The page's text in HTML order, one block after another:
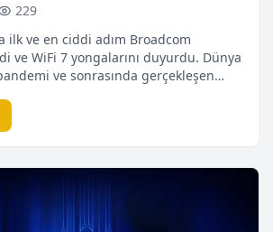
229
ilk ve en ciddi adım Broadcom
ve WiFi 7 yongalarını duyurdu. Dünya
ve sonrasında gerçekleşen
rağmen tüm bu olumsuzluklara
ediyor. Hayatımıza bir çok yeni
bir […]